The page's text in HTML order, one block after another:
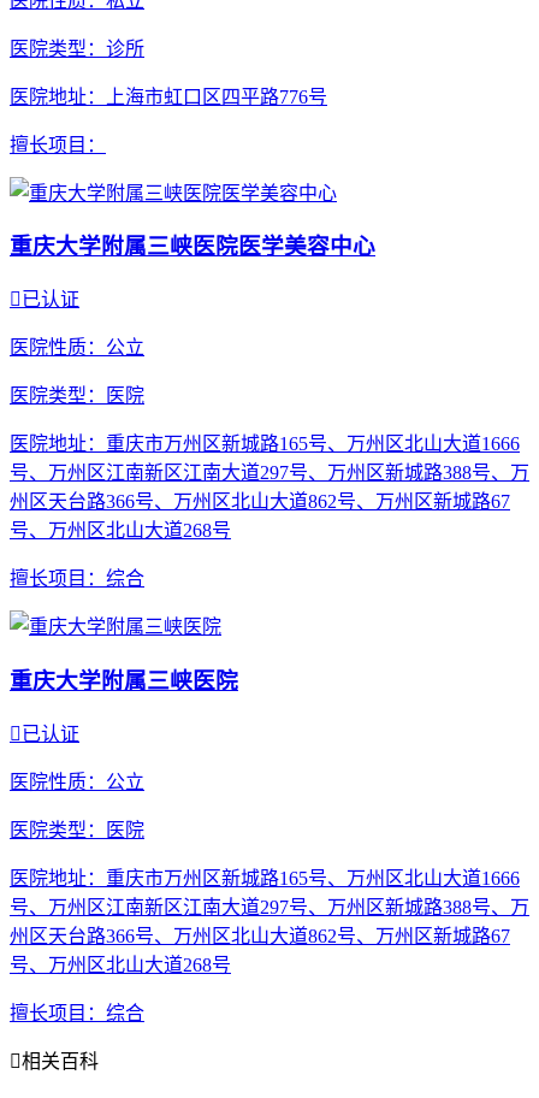
医院类型 ：诊所
医院地址：上海市虹口区四平路776号
擅长项目 ：
重庆大学附属三峡医院医学美容中心
已认证
医院性质：公立
医院类型 ：医院
医院地址：重庆市万州区新城路165号、万州区北山大道1666
号、万州区江南新区江南大道297号、万州区新城路388号、万
州区天台路366号、万州区北山大道862号、万州区新城路67
号、万州区北山大道268号
擅长项目 ：综合
重庆大学附属三峡医院
已认证
医院性质：公立
医院类型 ：医院
医院地址：重庆市万州区新城路165号、万州区北山大道1666
号、万州区江南新区江南大道297号、万州区新城路388号、万
州区天台路366号、万州区北山大道862号、万州区新城路67
号、万州区北山大道268号
擅长项目 ：综合
相关百科